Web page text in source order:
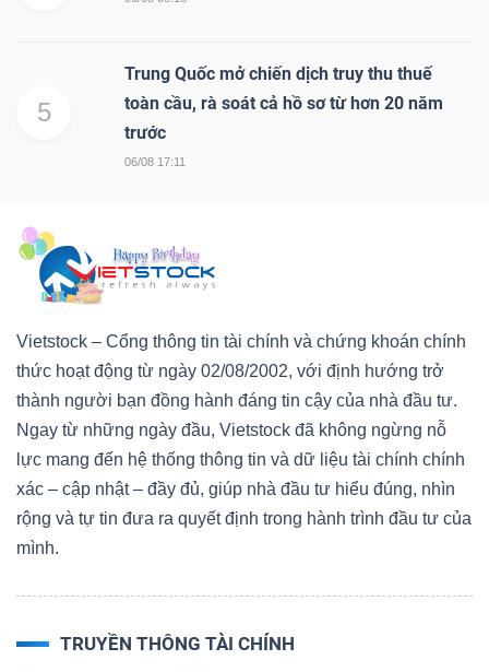
5
Trung Quốc mở chiến dịch truy thu thuế
toàn cầu, rà soát cả hồ sơ từ hơn 20 năm
trước
06/08 17:11
Vietstock – Cổng thông tin tài chính và chứng khoán chính
thức hoạt động từ ngày 02/08/2002, với định hướng trở
thành người bạn đồng hành đáng tin cậy của nhà đầu tư.
Ngay từ những ngày đầu, Vietstock đã không ngừng nỗ
lực mang đến hệ thống thông tin và dữ liệu tài chính chính
xác – cập nhật – đầy đủ, giúp nhà đầu tư hiểu đúng, nhìn
rộng và tự tin đưa ra quyết định trong hành trình đầu tư của
mình.
TRUYỀN THÔNG TÀI CHÍNH